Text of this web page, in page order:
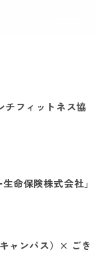
チフィットネス協
命保険株式会社」
ャンパス）× ごき